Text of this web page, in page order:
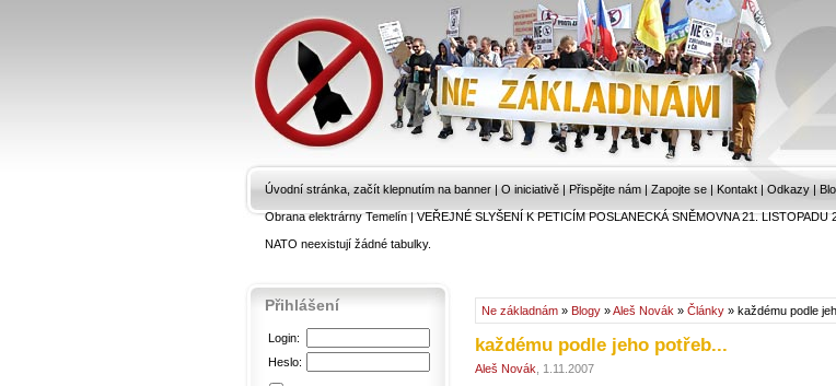
Úvodní stránka, začít klepnutím na banner | O iniciativě | Přispějte nám | Zapojte se | Kontakt | Odkazy |
Obrana elektrárny Temelín|VEŘEJNÉ SLYŠENÍ K PETICÍM POSLANECKÁ SNĚMOVNA 21. LISTOPADU
NATO neexistují žádné tabulky.
Ne základnám » Blogy »Aleš Novák » Články » každému podle
každému podle jeho potřeb...
Aleš Novák , 1.11.2007
Přihlášení
Login:
Heslo: